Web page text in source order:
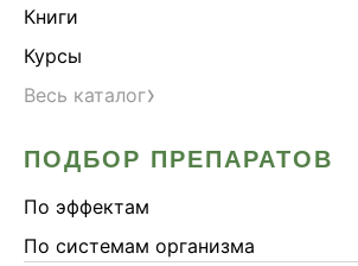
Книги
Курсы
Весь каталог›
ПОДБОР ПРЕПАРАТОВ
По эффектам
По системам организма